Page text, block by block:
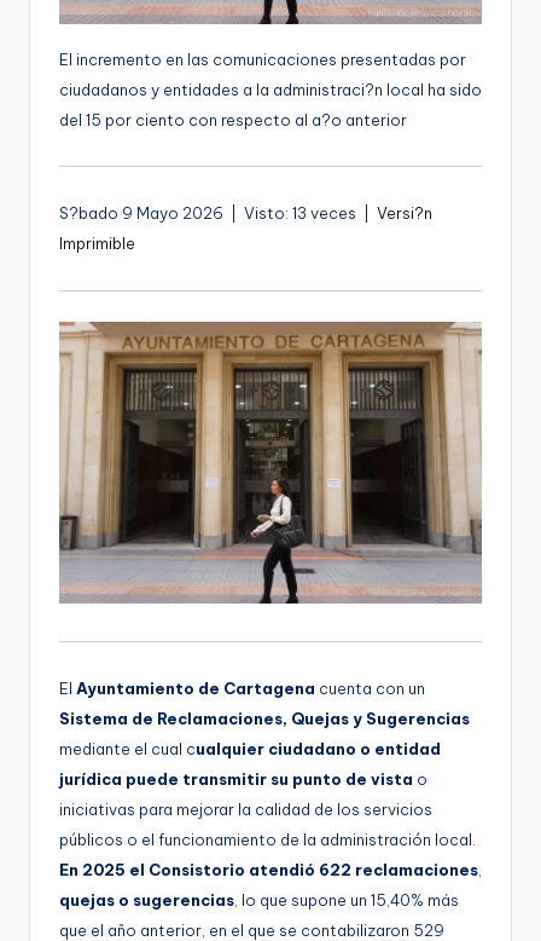
El incremento en las comunicaciones presentadas por
ciudadanos y entidades a la administraci?n local ha sido
del 15 por ciento con respecto al a?o anterior
S?bado 9 Mayo 2026 | Visto: 13 veces | Versi?n
Imprimible
El Ayuntamiento de Cartagena cuenta con un
Sistema de Reclamaciones, Quejas y Sugerencias
mediante el cual cualquier ciudadano o entidad
jurídica puede transmitir su punto de vista o
iniciativas para mejorar la calidad de los servicios
públicos o el funcionamiento de la administración local.
En 2025 el Consistorio atendió 622 reclamaciones
quejas o sugerencias , lo que supone un 15,40% más
que el año anterior, en el que se contabilizaron 529